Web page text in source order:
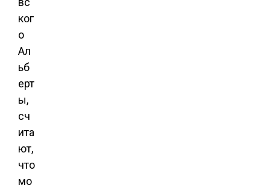
ког
о
Ал
ьб
ерт
ы,
сч
ита
ют,
что
мо